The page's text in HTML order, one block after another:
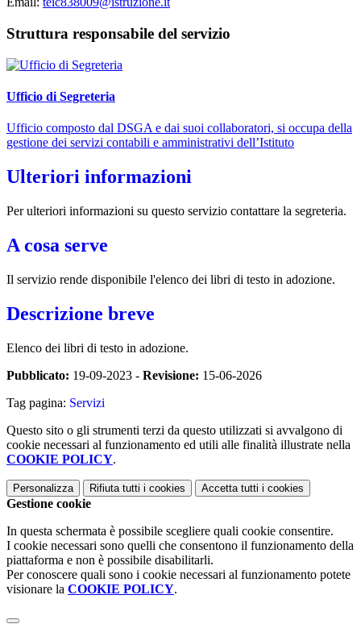
Struttura responsabile del servizio
Ufficio di Segreteria
Ufficio composto dal DSGA e dai suoi collaboratori, si occupa della
gestione dei servizi contabili e amministrativi dell’Istituto
Ulteriori informazioni
Per ulteriori informazioni su questo servizio contattare la segreteria.
A cosa serve
Il servizio rende disponibile l'elenco dei libri di testo in adozione.
Descrizione breve
Elenco dei libri di testo in adozione.
Pubblicato: 19-09-2023 - Revisione: 15-06-2026
Tag pagina: Servizi
Questo sito o gli strumenti terzi da questo utilizzati si avvalgono di
cookie necessari al funzionamento ed utili alle finalità illustrate nella
COOKIE POLICY.
Personalizza Rifiuta tutti i cookies Accetta tutti i cookies
Gestione cookie
In questa schermata è possibile scegliere quali cookie consentire.
I cookie necessari sono quelli che consentono il funzionamento della
piattaforma e non è possibile disabilitarli.
Per conoscere quali sono i cookie necessari al funzionamento potete
visionare la COOKIE POLICY.